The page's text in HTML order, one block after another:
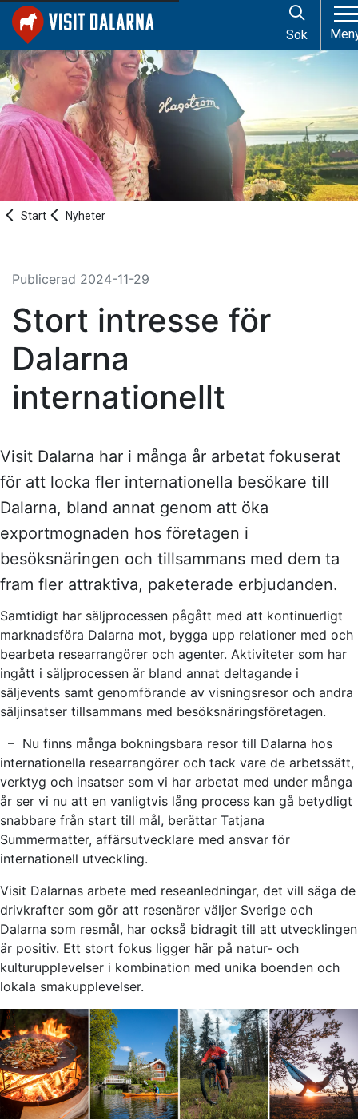
Sök
Start Nyheter
Publicerad 2024-11-29
Stort intresse för
Dalarna
internationellt
Visit Dalarna har i många år arbetat fokuserat
för att locka fler internationella besökare till
Dalarna, bland annat genom att öka
exportmognaden hos företagen i
besöksnäringen och tillsammans med dem ta
fram fler attraktiva, paketerade erbjudanden.
Samtidigt har säljprocessen pågått med att kontinuerligt
marknadsföra Dalarna mot, bygga upp relationer med och
bearbeta researrangörer och agenter. Aktiviteter som har
ingått i säljprocessen är bland annat deltagande i
säljevents samt genomförande av visningsresor och andra
säljinsatser tillsammans med besöksnäringsföretagen.
– Nu finns många bokningsbara resor till Dalarna hos
internationella researrangörer och tack vare de arbetssätt,
verktyg och insatser som vi har arbetat med under många
år ser vi nu att en vanligtvis lång process kan gå betydligt
snabbare från start till mål, berättar Tatjana
Summermatter, affärsutvecklare med ansvar för
internationell utveckling.
Visit Dalarnas arbete med reseanledningar, det vill säga de
drivkrafter som gör att resenärer väljer Sverige och
Dalarna som resmål, har också bidragit till att utvecklingen
är positiv. Ett stort fokus ligger här på natur- och
kulturupplevelser i kombination med unika boenden och
lokala smakupplevelser.